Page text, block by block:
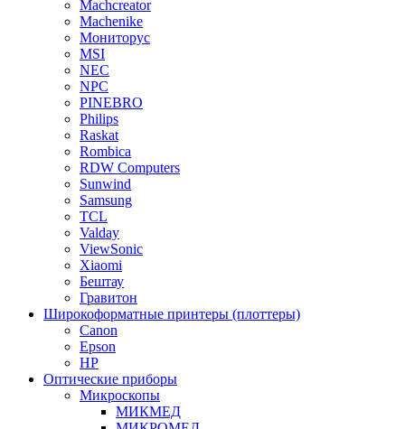
Machcreator
Machenike
Мониторус
MSI
NEC
NPC
PINEBRO
Philips
Raskat
Rombica
RDW Computers
Sunwind
Samsung
TCL
Valday
ViewSonic
Xiaomi
Бештау
Гравитон
Широкоформатные принтеры (плоттеры)
Canon
Epson
HP
Оптические приборы
Микроскопы
МИКМЕД